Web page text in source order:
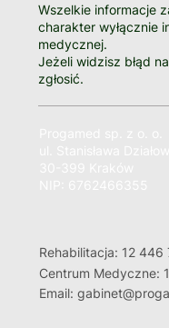
Wszelkie informacje
charakter wyłącznie
medycznej.
Jeżeli widzisz błąd
zgłosić.
Rehabilitacja: 12 446
Centrum Medyczne:
Email: